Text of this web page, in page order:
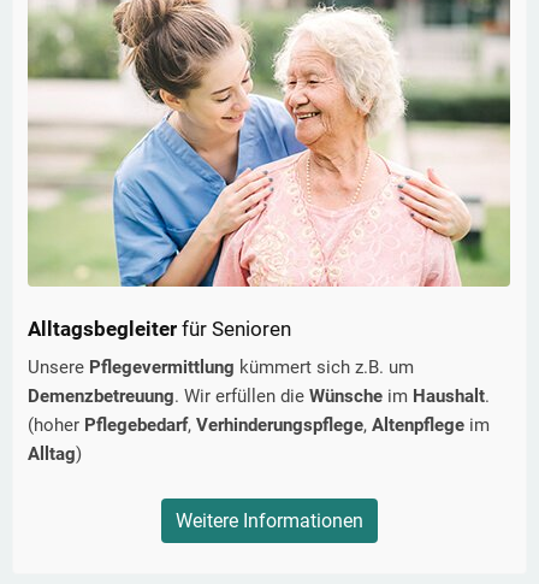
Alltagsbegleiter für Senioren
Unsere Pflegevermittlung kümmert sich z.B. um
Demenzbetreuung. Wir erfüllen die Wünsche im Haushalt.
(hoher Pflegebedarf, Verhinderungspflege, Altenpflege im
Alltag)
Weitere Informationen